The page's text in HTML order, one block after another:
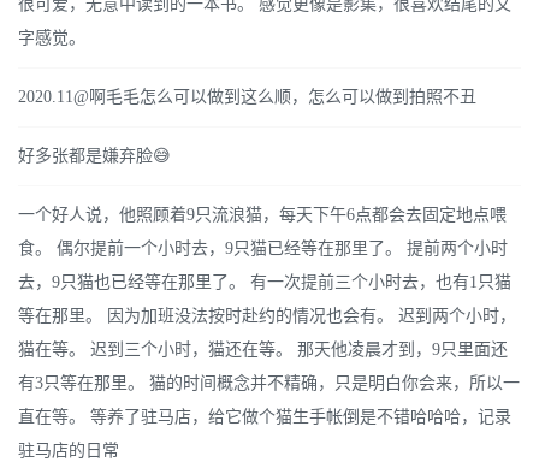
很可爱，无意中读到的一本书。 感觉更像是影集，很喜欢结尾的文
字感觉。
2020.11@啊毛毛怎么可以做到这么顺，怎么可以做到拍照不丑
好多张都是嫌弃脸😅
一个好人说，他照顾着9只流浪猫，每天下午6点都会去固定地点喂
食。 偶尔提前一个小时去，9只猫已经等在那里了。 提前两个小时
去，9只猫也已经等在那里了。 有一次提前三个小时去，也有1只猫
等在那里。 因为加班没法按时赴约的情况也会有。 迟到两个小时，
猫在等。 迟到三个小时，猫还在等。 那天他凌晨才到，9只里面还
有3只等在那里。 猫的时间概念并不精确，只是明白你会来，所以一
直在等。 等养了驻马店，给它做个猫生手帐倒是不错哈哈哈，记录
驻马店的日常